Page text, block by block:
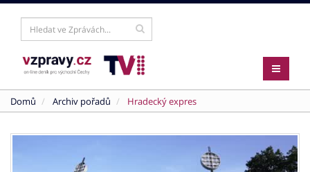
Domů Archiv pořadů Hradecký expres